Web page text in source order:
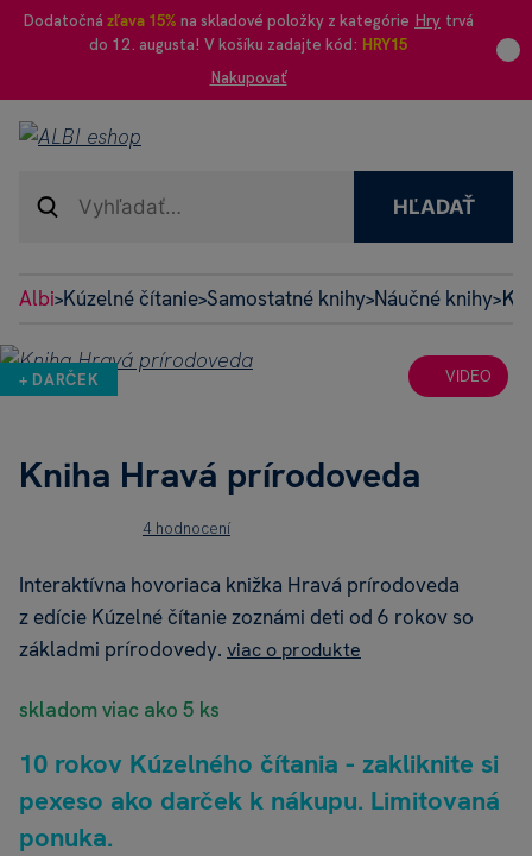
Dodatočná zľava 15% na skladové položky z kategórie Hry trvá
do 12. augusta! V košíku zadajte kód: HRY15
Nakupovať
HĽADAŤ
Albi>Kúzelné čítanie>Samostatné knihy>Náučné knihy>
+ DARČEK VIDEO
Kniha Hravá prírodoveda
4 hodnocení
Interaktívna hovoriaca knižka Hravá prírodoveda
z edície Kúzelné čítanie zoznámi deti od 6 rokov so
základmi prírodovedy. viac o produkte
skladom viac ako 5 ks
10 rokov Kúzelného čítania - zakliknite si
pexeso ako darček k nákupu. Limitovaná
ponuka.